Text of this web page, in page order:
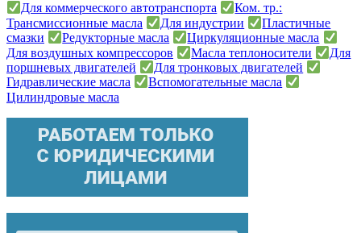
Для коммерческого автотранспорта
Ком. тр.:
Трансмиссионные масла
Для индустрии
Пластичные
смазки
Редукторные масла
Циркуляционные масла
Для воздушных компрессоров
Масла теплоносители
Для
поршневых двигателей
Для тронковых двигателей
Гидравлические масла
Вспомогательные масла
Цилиндровые масла